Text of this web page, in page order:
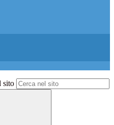
sito